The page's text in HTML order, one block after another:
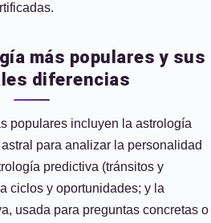
más populares y sus
diferencias
populares incluyen la astrología
para analizar la personalidad
predictiva (tránsitos y
ciclos y oportunidades; y la
usada para preguntas concretas o